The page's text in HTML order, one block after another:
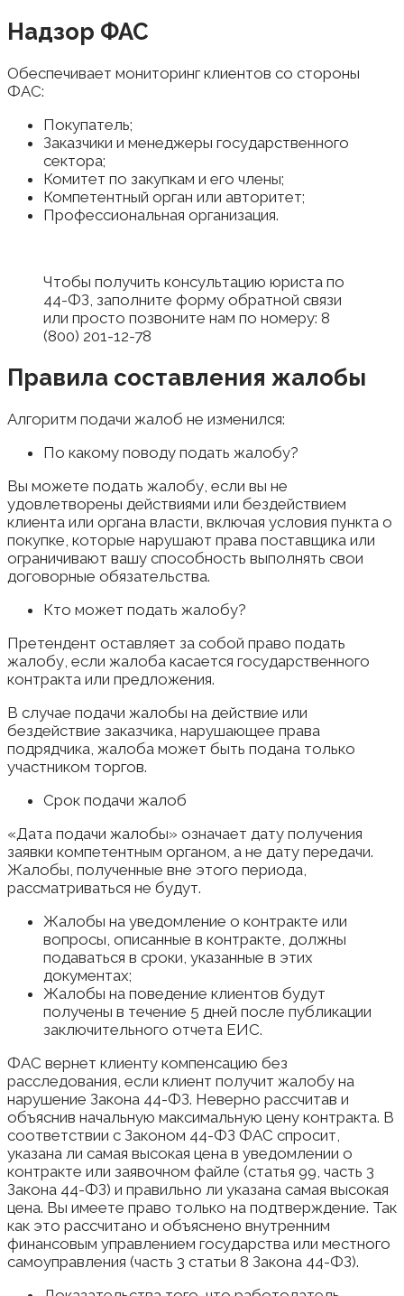
Надзор ФАС
Обеспечивает мониторинг клиентов со стороны
ФАС:
Покупатель;
Заказчики и менеджеры государственного
сектора;
Комитет по закупкам и его члены;
Компетентный орган или авторитет;
Профессиональная организация.
Чтобы получить консультацию юриста по
44-ФЗ, заполните форму обратной связи
или просто позвоните нам по номеру: 8
(800) 201-12-78
Правила составления жалобы
Алгоритм подачи жалоб не изменился:
По какому поводу подать жалобу?
Вы можете подать жалобу, если вы не
удовлетворены действиями или бездействием
клиента или органа власти, включая условия пункта о
покупке, которые нарушают права поставщика или
ограничивают вашу способность выполнять свои
договорные обязательства.
Кто может подать жалобу?
Претендент оставляет за собой право подать
жалобу, если жалоба касается государственного
контракта или предложения.
В случае подачи жалобы на действие или
бездействие заказчика, нарушающее права
подрядчика, жалоба может быть подана только
участником торгов.
Срок подачи жалоб
«Дата подачи жалобы» означает дату получения
заявки компетентным органом, а не дату передачи.
Жалобы, полученные вне этого периода,
рассматриваться не будут.
Жалобы на уведомление о контракте или
вопросы, описанные в контракте, должны
подаваться в сроки, указанные в этих
документах;
Жалобы на поведение клиентов будут
получены в течение 5 дней после публикации
заключительного отчета ЕИС.
ФАС вернет клиенту компенсацию без
расследования, если клиент получит жалобу на
нарушение Закона 44-ФЗ. Неверно рассчитав и
объяснив начальную максимальную цену контракта. В
соответствии с Законом 44-ФЗ ФАС спросит,
указана ли самая высокая цена в уведомлении о
контракте или заявочном файле (статья 99, часть 3
Закона 44-ФЗ) и правильно ли указана самая высокая
цена. Вы имеете право только на подтверждение. Так
как это рассчитано и объяснено внутренним
финансовым управлением государства или местного
самоуправления (часть 3 статьи 8 Закона 44-ФЗ).